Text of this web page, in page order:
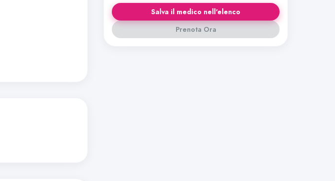
Salva il medico nell'elenco
Prenota Ora